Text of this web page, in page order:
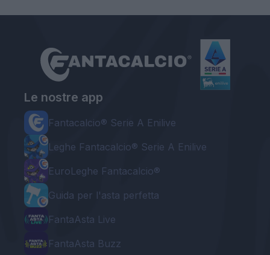
Le nostre app
Fantacalcio® Serie A Enilive
Leghe Fantacalcio® Serie A Enilive
EuroLeghe Fantacalcio®
Guida per l'asta perfetta
FantaAsta Live
FantaAsta Buzz